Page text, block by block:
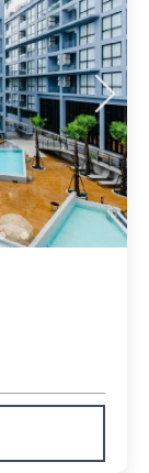
в
же или
Пхукета